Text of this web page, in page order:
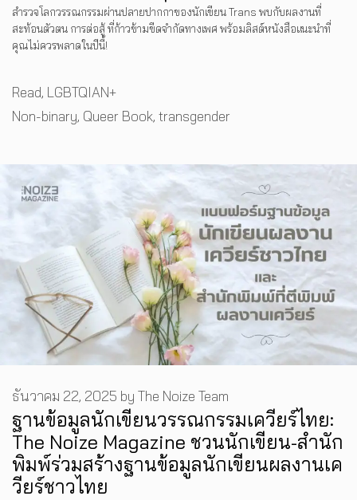
สำรวจโลกวรรณกรรมผ่านปลายปากกาของนักเขียน Trans พบกับผลงานที่
สะท้อนตัวตน การต่อสู้ ที่ก้าวข้ามขีดจำกัดทางเพศ พร้อมลิสต์หนังสือแนะนำที่
คุณไม่ควรพลาดในปีนี้!
Categories
Read, LGBTQIAN+
Tags
Non-binary, Queer Book, transgender
ฐานข้อมูลนักเขียนวรรณกรรมเควียร์ไทย:
The Noize Magazine ชวนนักเขียน-สำนัก
พิมพ์ร่วมสร้างฐานข้อมูลนักเขียนผลงานเค
วียร์ชาวไทย
ธันวาคม 22, 2025 by The Noize Team